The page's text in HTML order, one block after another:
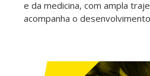
e da medicina, com ampla
acompanha o